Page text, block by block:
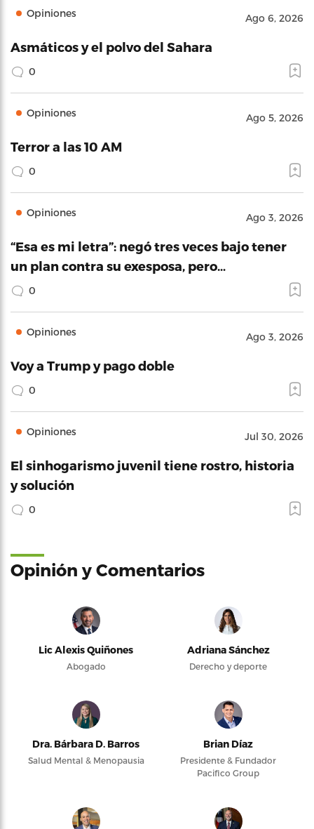
Opiniones Ago 6, 2026
Asmáticos y el polvo del Sahara
0
Opiniones Ago 5, 2026
Terror a las 10 AM
0
Opiniones Ago 3, 2026
“Esa es mi letra”: negó tres veces bajo tener
un plan contra su exesposa, pero…
0
Opiniones Ago 3, 2026
Voy a Trump y pago doble
0
Opiniones Jul 30, 2026
El sinhogarismo juvenil tiene rostro, historia
y solución
0
Opinión y Comentarios
Lic Alexis Quiñones
Abogado
Adriana Sánchez
Derecho y deporte
Dra. Bárbara D. Barros
Salud Mental & Menopausia
Brian Díaz
Presidente & Fundador
Pacifico Group